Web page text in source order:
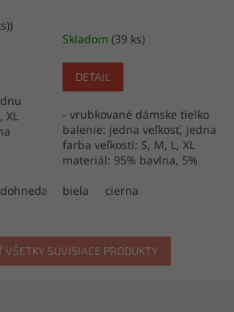
Skladom (39 ks)
DETAIL
- vrubkované dámske tielko
balenie: jedna veľkosť, jedna
farba veľkosti: S, M, L, XL
materiál: 95% bavlna, 5%
biela
cierna
VŠETKY SÚVISIACE PRODUKTY